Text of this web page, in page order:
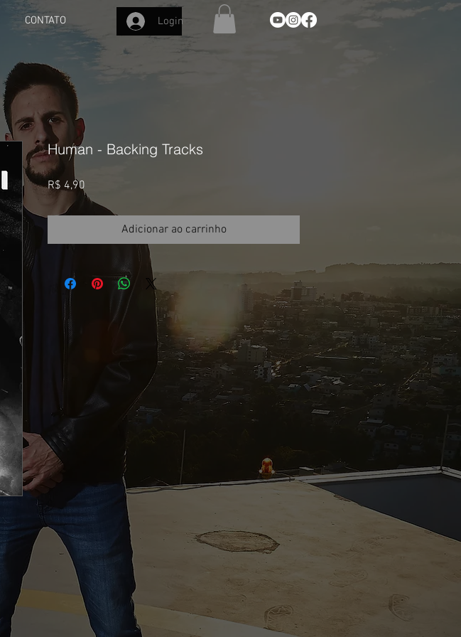
CONTATO Login
Human - Backing Tracks
R$ 4,90
Adicionar ao carrinho